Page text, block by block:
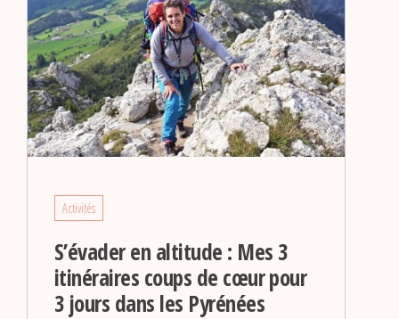
Activités
S’évader en altitude : Mes 3
itinéraires coups de cœur pour
3 jours dans les Pyrénées